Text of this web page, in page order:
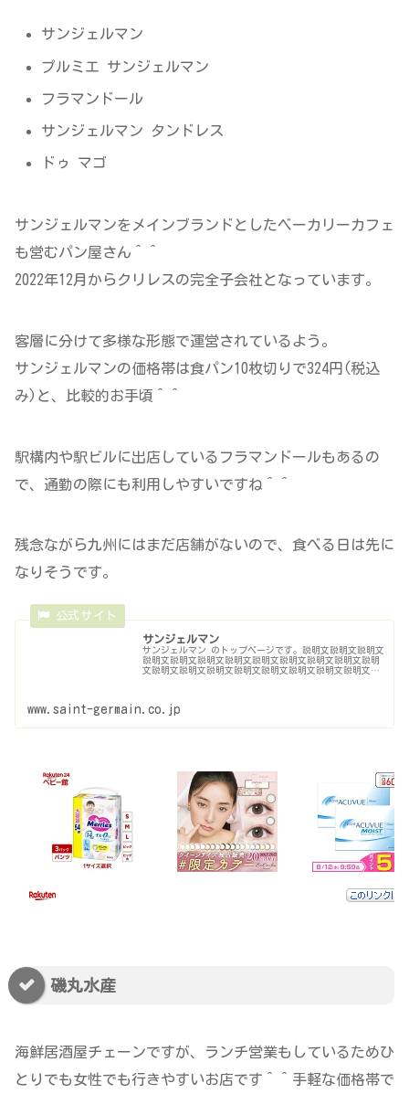
サンジェルマン
プルミエ サンジェルマン
フラマンドール
サンジェルマン タンドレス
ドゥ マゴ
サンジェルマンをメインブランドとしたベーカリーカフェ
も営むパン屋さん＾＾
2022年12月からクリレスの完全子会社となっています。
客層に分けて多様な形態で運営されているよう。
サンジェルマンの価格帯は食パン10枚切りで324円(税込
み)と、比較的お手頃＾＾
駅構内や駅ビルに出店しているフラマンドールもあるの
で、通勤の際にも利用しやすいですね＾＾
残念ながら九州にはまだ店舗がないので、食べる日は先に
なりそうです。
サンジェルマン
サンジェルマン のトップページです。説明文説明文説明文
説明文説明文説明文説明文説明文説明文説明文説明文説明
文説明文説明文説明文説明文説明文説明文説明文説明文説
www.saint-germain.co.jp
磯丸水産
海鮮居酒屋チェーンですが、ランチ営業もしているためひ
とりでも女性でも行きやすいお店です＾＾手軽な価格帯で